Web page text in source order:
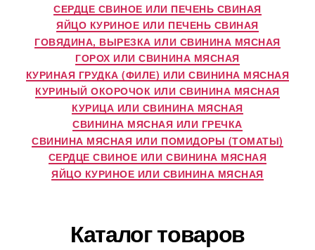
СЕРДЦЕ СВИНОЕ ИЛИ ПЕЧЕНЬ СВИНАЯ
ЯЙЦО КУРИНОЕ ИЛИ ПЕЧЕНЬ СВИНАЯ
ГОВЯДИНА, ВЫРЕЗКА ИЛИ СВИНИНА МЯСНАЯ
ГОРОХ ИЛИ СВИНИНА МЯСНАЯ
КУРИНАЯ ГРУДКА (ФИЛЕ) ИЛИ СВИНИНА МЯСНАЯ
КУРИНЫЙ ОКОРОЧОК ИЛИ СВИНИНА МЯСНАЯ
КУРИЦА ИЛИ СВИНИНА МЯСНАЯ
СВИНИНА МЯСНАЯ ИЛИ ГРЕЧКА
СВИНИНА МЯСНАЯ ИЛИ ПОМИДОРЫ (ТОМАТЫ)
СЕРДЦЕ СВИНОЕ ИЛИ СВИНИНА МЯСНАЯ
ЯЙЦО КУРИНОЕ ИЛИ СВИНИНА МЯСНАЯ
Каталог товаров